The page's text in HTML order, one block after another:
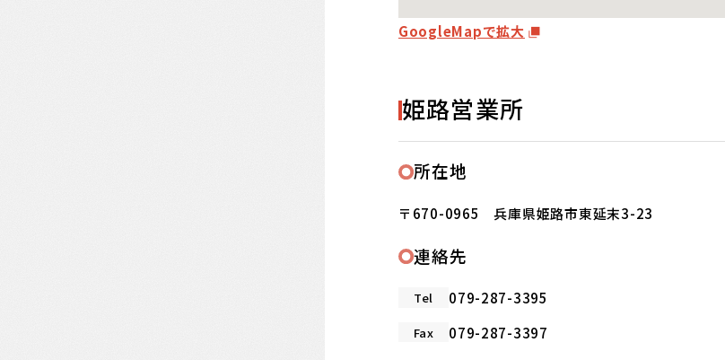
GoogleMapで拡大
姫路営業所
所在地
〒670-0965 兵庫県姫路市東延末3-23
連絡先
Tel 079-287-3395
Fax 079-287-3397